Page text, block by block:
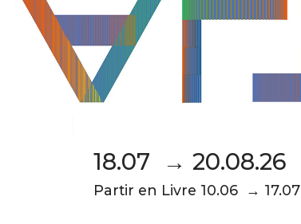
18.07 → 20.08.26
Partir en Livre 10.06 → 17.07